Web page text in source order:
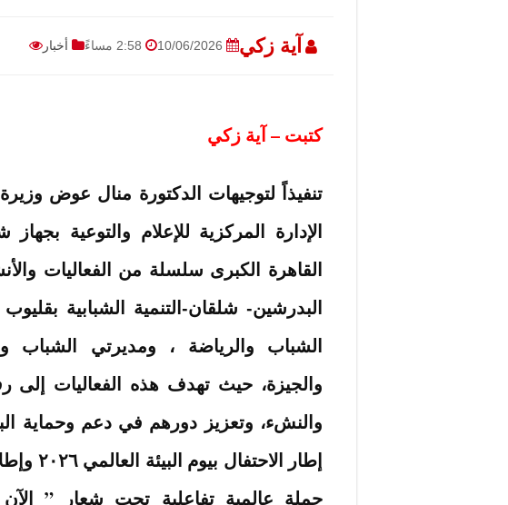
آية زكي أخبار
كتبت – آية زكي
تنفيذاً لتوجيهات الدكتورة منال عوض وزيرة
الإدارة المركزية للإعلام والتوعية
القاهرة الكبرى سلسلة من الفعاليات
البدرشين- شلقان-التنمية الشبابية
الشباب والرياضة ، ومديرتي الشباب
والجيزة، حيث تهدف هذه الفعاليات إلى
والنشء، وتعزيز دورهم في دعم وحماية
إطار